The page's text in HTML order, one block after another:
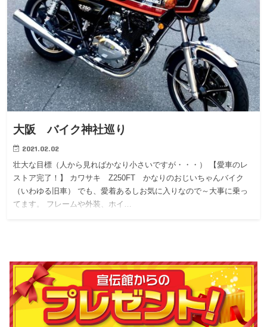
大阪 バイク神社巡り
2021.02.02
壮大な目標（人から見ればかなり小さいですが・・・） 【愛車のレ
ストア完了！】 カワサキ Z250FT かなりのおじいちゃんバイク
（いわゆる旧車） でも、愛着あるしお気に入りなので～大事に乗っ
てます。 フレームや外装、ホイ…